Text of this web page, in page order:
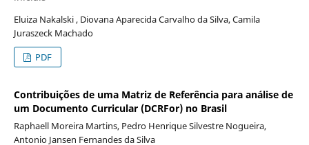
Eluiza Nakalski , Diovana Aparecida Carvalho da Silva, Camila
Juraszeck Machado
PDF
Contribuições de uma Matriz de Referência para análise de
um Documento Curricular (DCRFor) no Brasil
Raphaell Moreira Martins, Pedro Henrique Silvestre Nogueira,
Antonio Jansen Fernandes da Silva